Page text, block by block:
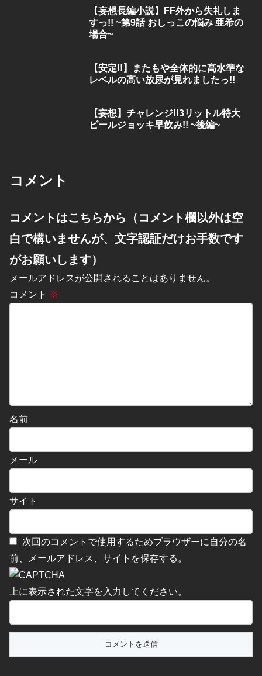
【妄想長編小説】FF外から失礼しま
すっ!! ~第9話 おしっこの悩み 亜希の
場合~
【安定!!】またもや全体的に高水準な
レベルの高い放尿が見れましたっ!!
【妄想】チャレンジ!!3リットル特大
ビールジョッキ早飲み!! ~後編~
コメント
コメントはこちらから（コメント欄以外は空
白で構いませんが、文字認証だけお手数です
がお願いします）
メールアドレスが公開されることはありません。
コメント ※
名前
メール
サイト
次回のコメントで使用するためブラウザーに自分の名
前、メールアドレス、サイトを保存する。
上に表示された文字を入力してください。